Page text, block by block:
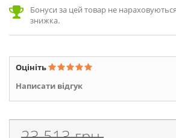
Бонуси за цей товар не
знижка.
Оцініть
Написати відгук